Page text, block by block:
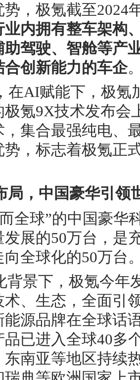
势，极氪截至2024
业内拥有整车架构
驾驶、 智舱等产
合创新能力的车企
在AI赋能下，极氪
极氪9X技术发布会
，集合最强纯电、
势，标志着极氪正
局，中国豪华引领
全球”的中国豪华
发展的50万台，是
向全球化的50万台
背景下，极氪今年
术、生态，全面引
能源品牌在全球话
已进入全球40多
东南亚等地区持续